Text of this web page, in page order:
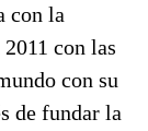
con la
con las
con su
de fundar la